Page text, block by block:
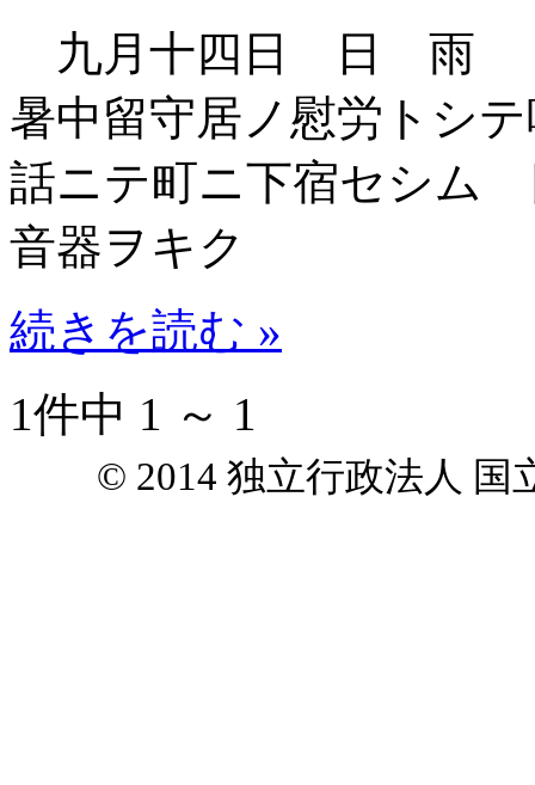
九月十四日 日 雨
暑中留守居ノ慰労トシ
話ニテ町ニ下宿セシム
音器ヲキク
続きを読む »
1件中 1 ～ 1
© 2014 独立行政法人 国